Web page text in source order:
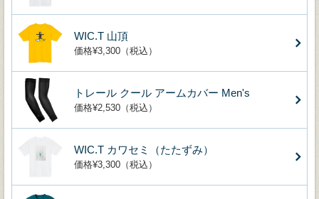
WIC.T 山頂
価格¥3,300（税込）
トレール クール アームカバー Men's
価格¥2,530（税込）
WIC.T カワセミ（たたずみ）
価格¥3,300（税込）